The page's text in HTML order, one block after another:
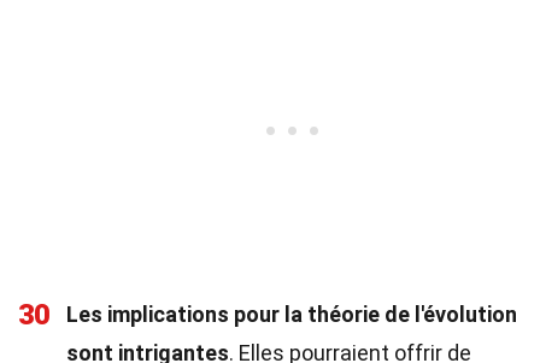
30
Les implications pour la théorie de l'évolution
sont intrigantes. Elles pourraient offrir de